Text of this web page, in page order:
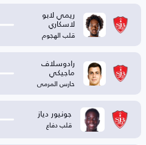
ريمي لابو
لاسكاري
قلب الهجوم
رادوسلاف
ماجيكي
حارس المرمى
جونيور دياز
قلب دفاع